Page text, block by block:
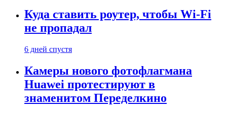
Куда ставить роутер, чтобы Wi-Fi
не пропадал
6 дней спустя
Камеры нового фотофлагмана
Huawei протестируют в
знаменитом Переделкино